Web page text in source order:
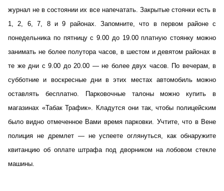
журнал не в состоянии их все напечатать. Закрытые стоянки есть в
1, 2, 6, 7, 8 и 9 районах. Запомните, что в первом районе с
понедельника по пятницу с 9.00 до 19.00 платную стоянку можно
занимать не более полутора часов, в шестом и девятом районах в
те же дни с 9.00 до 20.00 — не более двух часов. По вечерам, в
субботние и воскресные дни в этих местах автомобиль можно
оставлять бесплатно. Парковочные талоны можно купить в
магазинах «Табак Трафик». Кладутся они так, чтобы полицейским
было видно отмеченное Вами время парковки. Учтите, что в Вене
полиция не дремлет — не успеете оглянуться, как обнаружите
квитанцию об оплате штрафа под дворником на лобовом стекле
машины.